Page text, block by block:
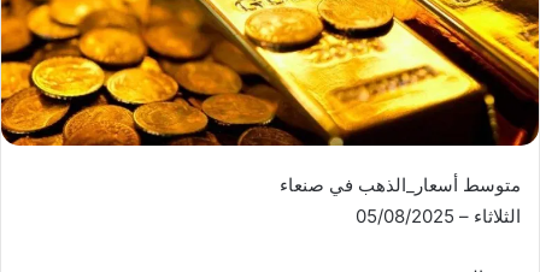
متوسط أسعار_الذهب في صنعاء
الثلاثاء – 05/08/2025